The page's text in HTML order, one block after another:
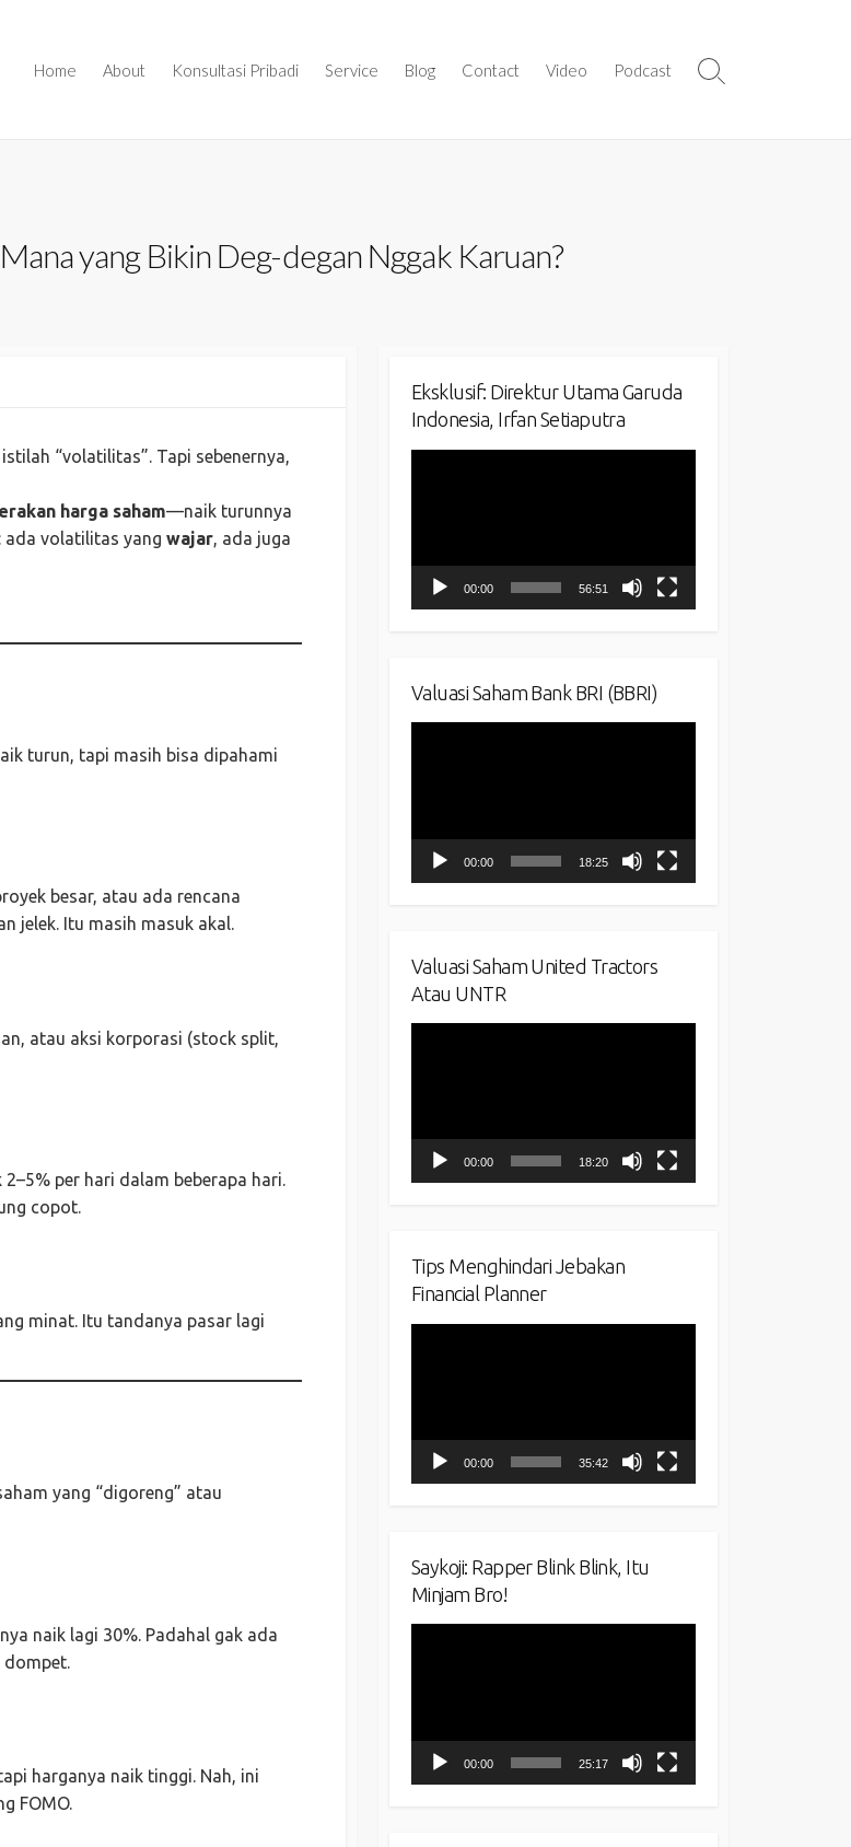
Home About Konsultasi Pribadi Service Blog Contact Video Podcast
Search
yang Bikin Deg-degan Nggak Karuan?
“volatilitas”. Tapi sebenernya,
harga saham—naik turunnya
ada volatilitas yang wajar, ada juga
turun, tapi masih bisa dipahami
besar, atau ada rencana
jelek. Itu masih masuk akal.
atau aksi korporasi (stock split,
per hari dalam beberapa hari.
copot.
minat. Itu tandanya pasar lagi
yang “digoreng” atau
naik lagi 30%. Padahal gak ada
dompet.
harganya naik tinggi. Nah, ini
FOMO.
Eksklusif: Direktur Utama Garuda
Indonesia, Irfan Setiaputra
00:00 56:51
Valuasi Saham Bank BRI (BBRI)
00:00 18:25
Valuasi Saham United Tractors
Atau UNTR
00:00 18:20
Tips Menghindari Jebakan
Financial Planner
00:00 35:42
Saykoji: Rapper Blink Blink, Itu
Minjam Bro!
00:00 25:17